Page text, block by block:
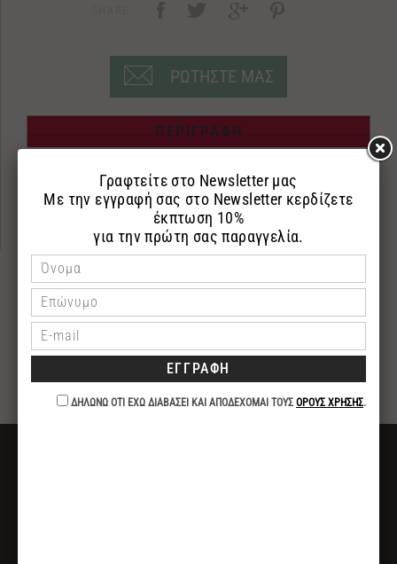
ΡΩΤΗΣΤΕ ΜΑΣ
ΠΕΡΙΓΡΑΦΗ
ΠΛΗΡΩΜΗ
Αμυγδαλέλαιο
100ml
Το αμυγδαλέλαιο είναι πλούσιο σε βιταμίνες και
πρωτεΐνες. Φροντίζει και θρέφει την επιδερμίδα
ενώ παράλληλα καταπολεμά αποτελεσματικά
ερεθισμούς του δέρματος. Ταιριάζει σε όλους τους
τύπους επιδερμίδας και είναι ιδιαίτερα τονωτικό
για ξηρές και ευαίσθητες επιδερμίδες.